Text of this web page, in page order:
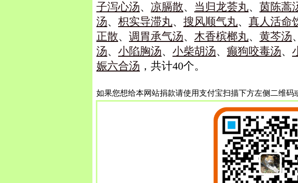
子泻心汤、 凉膈散、 当归龙荟丸、 茵陈蒿
汤、 枳实导滞丸、 搜风顺气丸、 真人活命
正散、 调胃承气汤、 木香槟榔丸、 黄芩汤、
汤、 小陷胸汤、 小柴胡汤、 癫狗咬毒汤、
娠六合汤 ，共计40个。
如果您想给本网站捐款请使用支付宝扫描下方左侧二维码